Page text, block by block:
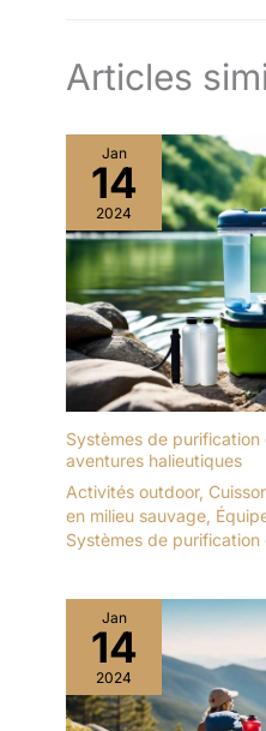
Articles
Jan
14
2024
Systèmes de purification
aventures halieutiques
Activités outdoor,
en milieu sauvage,
Systèmes de purification
Jan
14
2024